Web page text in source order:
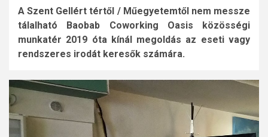
A Szent Gellért tértől / Műegyetemtől nem messze
tálalható Baobab Coworking Oasis közösségi
munkatér 2019 óta kínál megoldás az eseti vagy
rendszeres irodát keresők számára.